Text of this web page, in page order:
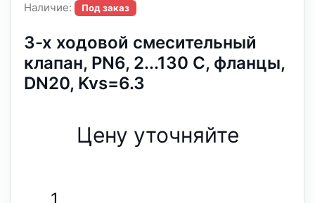
Наличие:
Под заказ
3-х ходовой смесительный
клапан, PN6, 2...130 С, фланцы,
DN20, Kvs=6.3
Цену уточняйте